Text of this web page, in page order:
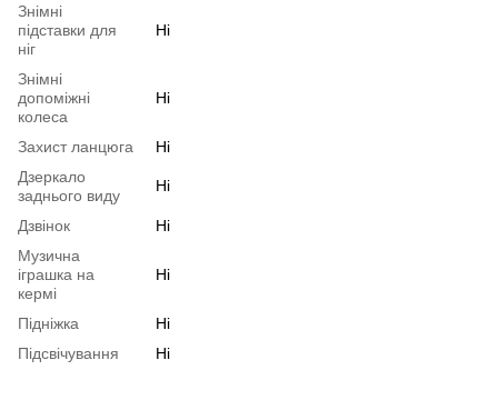
Знімні
підставки для
ніг
Ні
Знімні
допоміжні
колеса
Ні
Захист ланцюга
Ні
Дзеркало
заднього виду
Ні
Дзвінок
Ні
Музична
іграшка на
кермі
Ні
Підніжка
Ні
Підсвічування
Ні